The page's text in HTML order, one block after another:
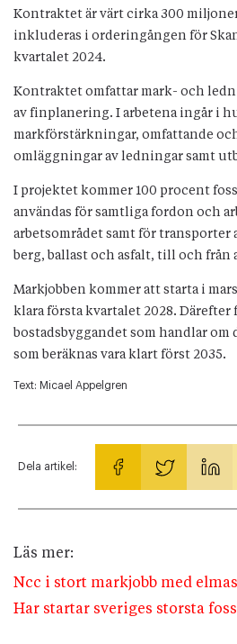
Kontraktet är värt cirka 300
inkluderas i orderingången för
kvartalet 2024.
Kontraktet omfattar mark- och
av finplanering. I arbetena ingår i
markförstärkningar, omfattande
omläggningar av ledningar samt
I projektet kommer 100 procent
användas för samtliga fordon och
arbetsområdet samt för transporter
berg, ballast och asfalt, till och från
Markjobben kommer att starta i
klara första kvartalet 2028. Därefter
bostadsbyggandet som handlar om
som beräknas vara klart först 2035.
Text: Micael Appelgren
Dela artikel:
Läs mer:
Ncc i stort markjobb med
Har startar sveriges storsta